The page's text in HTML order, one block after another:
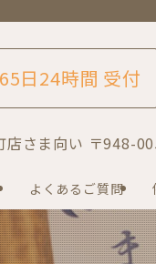
よくあるご質問
日24時間 受付
店さま向い 〒948-